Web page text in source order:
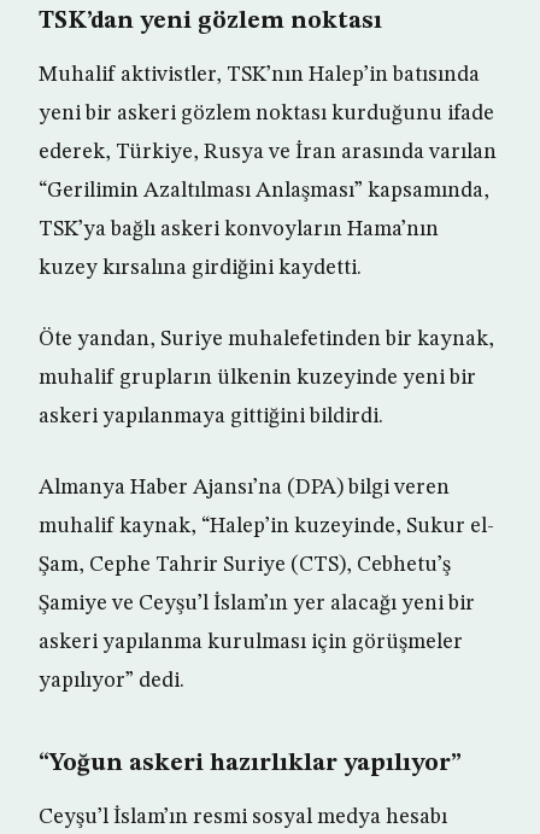
TSK’dan yeni gözlem noktası
Muhalif aktivistler, TSK’nın Halep’in batısında
yeni bir askeri gözlem noktası kurduğunu ifade
ederek, Türkiye, Rusya ve İran arasında varılan
“Gerilimin Azaltılması Anlaşması” kapsamında,
TSK’ya bağlı askeri konvoyların Hama’nın
kuzey kırsalına girdiğini kaydetti.
Öte yandan, Suriye muhalefetinden bir kaynak,
muhalif grupların ülkenin kuzeyinde yeni bir
askeri yapılanmaya gittiğini bildirdi.
Almanya Haber Ajansı’na (DPA) bilgi veren
muhalif kaynak, “Halep’in kuzeyinde, Sukur el-
Şam, Cephe Tahrir Suriye (CTS), Cebhetu’ş
Şamiye ve Ceyşu’l İslam’ın yer alacağı yeni bir
askeri yapılanma kurulması için görüşmeler
yapılıyor” dedi.
“Yoğun askeri hazırlıklar yapılıyor”
Ceyşu’l İslam’ın resmi sosyal medya hesabı